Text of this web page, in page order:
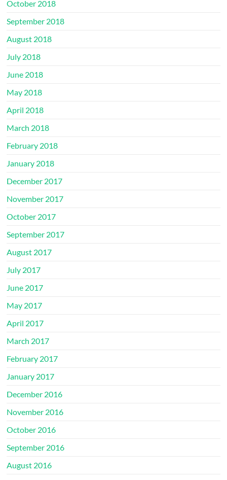
October 2018
September 2018
August 2018
July 2018
June 2018
May 2018
April 2018
March 2018
February 2018
January 2018
December 2017
November 2017
October 2017
September 2017
August 2017
July 2017
June 2017
May 2017
April 2017
March 2017
February 2017
January 2017
December 2016
November 2016
October 2016
September 2016
August 2016